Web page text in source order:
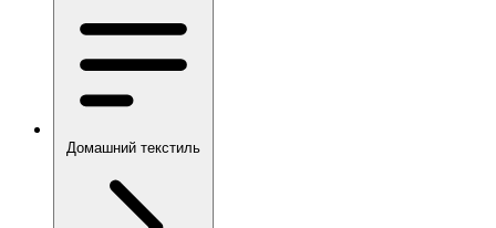
Домашний текстиль